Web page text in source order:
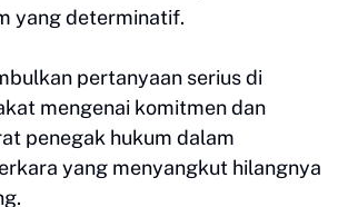
yang determinatif.
pertanyaan serius di
mengenai komitmen dan
penegak hukum dalam
yang menyangkut hilangnya